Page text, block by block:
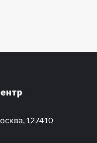
127410